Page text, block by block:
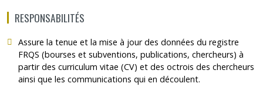
RESPONSABILITÉS
Assure la tenue et la mise à jour des données du registre
FRQS (bourses et subventions, publications, chercheurs) à
partir des curriculum vitae (CV) et des octrois des chercheurs
ainsi que les communications qui en découlent.